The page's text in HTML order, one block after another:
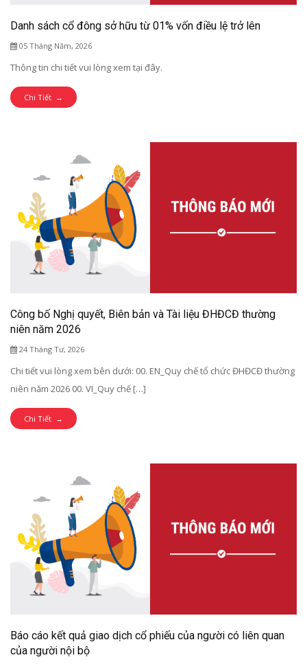
Danh sách cổ đông sở hữu từ 01% vốn điều lệ trở lên
05 Tháng Năm, 2026
Thông tin chi tiết vui lòng xem tại đây.
Chi Tiết →
Công bố Nghị quyết, Biên bản và Tài liệu ĐHĐCĐ thường
niên năm 2026
24 Tháng Tư, 2026
Chi tiết vui lòng xem bên dưới: 00. EN_Quy chế tổ chức ĐHĐCĐ thường
niên năm 2026 00. VI_Quy chế […]
Chi Tiết →
Báo cáo kết quả giao dịch cổ phiếu của người có liên quan
của người nội bộ